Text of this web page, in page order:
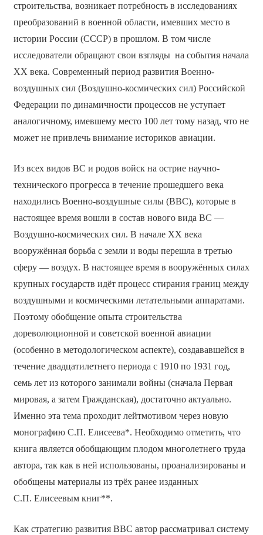
строительства, возникает потребность в исследованиях
преобразований в военной области, имевших место в
истории России (СССР) в прошлом. В том числе
исследователи обращают свои взгляды на события начала
ХХ века. Современный период развития Военно-
воздушных сил (Воздушно-космических сил) Российской
Федерации по динамичности процессов не уступает
аналогичному, имевшему место 100 лет тому назад, что не
может не привлечь внимание историков авиации.
Из всех видов ВС и родов войск на острие научно-
технического прогресса в течение прошедшего века
находились Военно-воздушные силы (ВВС), которые в
настоящее время вошли в состав нового вида ВС —
Воздушно-космических сил. В начале ХХ века
вооружённая борьба с земли и воды перешла в третью
сферу — воздух. В настоящее время в вооружённых силах
крупных государств идёт процесс стирания границ между
воздушными и космическими летательными аппаратами.
Поэтому обобщение опыта строительства
дореволюционной и советской военной авиации
(особенно в методологическом аспекте), создававшейся в
течение двадцатилетнего периода с 1910 по 1931 год,
семь лет из которого занимали войны (сначала Первая
мировая, а затем Гражданская), достаточно актуально.
Именно эта тема проходит лейтмотивом через новую
монографию С.П. Елисеева*. Необходимо отметить, что
книга является обобщающим плодом многолетнего труда
автора, так как в ней использованы, проанализированы и
обобщены материалы из трёх ранее изданных
С.П. Елисеевым книг**.
Как стратегию развития ВВС автор рассматривал систему